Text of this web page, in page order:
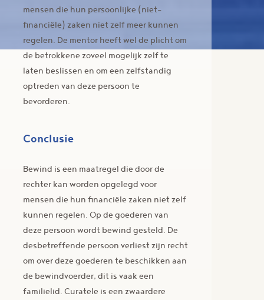
mensen die hun persoonlijke (niet-
financiële) zaken niet zelf meer kunnen
regelen. De mentor heeft wel de plicht om
de betrokkene zoveel mogelijk zelf te
laten beslissen en om een zelfstandig
optreden van deze persoon te
bevorderen.
Conclusie
Bewind is een maatregel die door de
rechter kan worden opgelegd voor
mensen die hun financiële zaken niet zelf
kunnen regelen. Op de goederen van
deze persoon wordt bewind gesteld. De
desbetreffende persoon verliest zijn recht
om over deze goederen te beschikken aan
de bewindvoerder, dit is vaak een
familielid. Curatele is een zwaardere